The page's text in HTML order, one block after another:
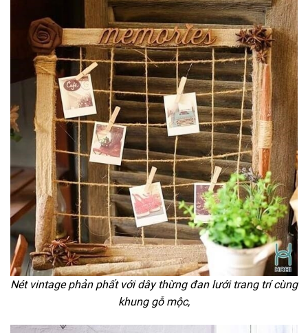
Nét vintage phản phất với dây thừng đan lưới trang trí cùng
khung gỗ mộc,